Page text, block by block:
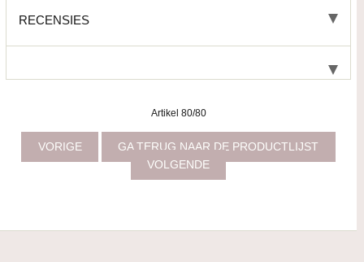
RECENSIES
Artikel 80/80
VORIGE
GA TERUG NAAR DE PRODUCTLIJST
VOLGENDE